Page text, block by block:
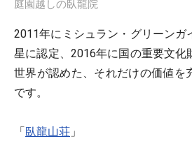
庭園越しの臥龍院
2011年にミシュラン・グリーンガ
星に認定、2016年に国の重要文化
世界が認めた、それだけの価値を
です。
「臥龍山荘 」